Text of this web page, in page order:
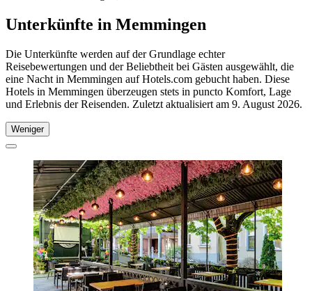
Unterkünfte in Memmingen
Die Unterkünfte werden auf der Grundlage echter
Reisebewertungen und der Beliebtheit bei Gästen ausgewählt, die
eine Nacht in Memmingen auf Hotels.com gebucht haben. Diese
Hotels in Memmingen überzeugen stets in puncto Komfort, Lage
und Erlebnis der Reisenden. Zuletzt aktualisiert am 9. August 2026.
Weniger